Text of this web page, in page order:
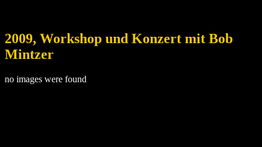
2009, Workshop und Konzert mit Bob
Mintzer
no images were found